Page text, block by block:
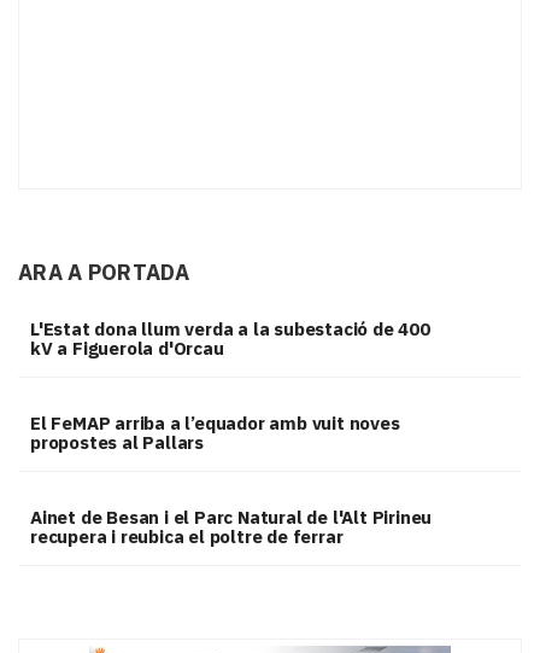
ARA A PORTADA
L'Estat dona llum verda a la subestació de 400
kV a Figuerola d'Orcau
El FeMAP arriba a l’equador amb vuit noves
propostes al Pallars
Ainet de Besan i el Parc Natural de l'Alt Pirineu
recupera i reubica el poltre de ferrar